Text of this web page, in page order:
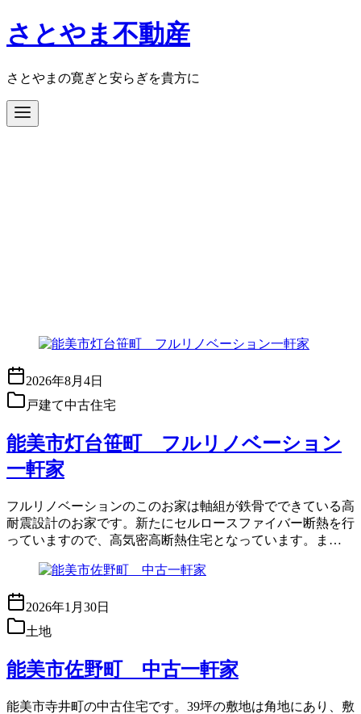
コ
ン
ン
へ
移
さとやま不動産
さとやまの寛ぎと安らぎを貴方に
2026年8月4日
戸建て中古住宅
能美市灯台笹町 フルリノベーション
一軒家
フルリノベーションのこのお家は軸組が鉄骨でできている高
耐震設計のお家です。新たにセルロースファイバー断熱を行
っていますので、高気密高断熱住宅となっています。ま…
2026年1月30日
土地
能美市佐野町 中古一軒家
能美市寺井町の中古住宅です。39坪の敷地は角地にあり、敷